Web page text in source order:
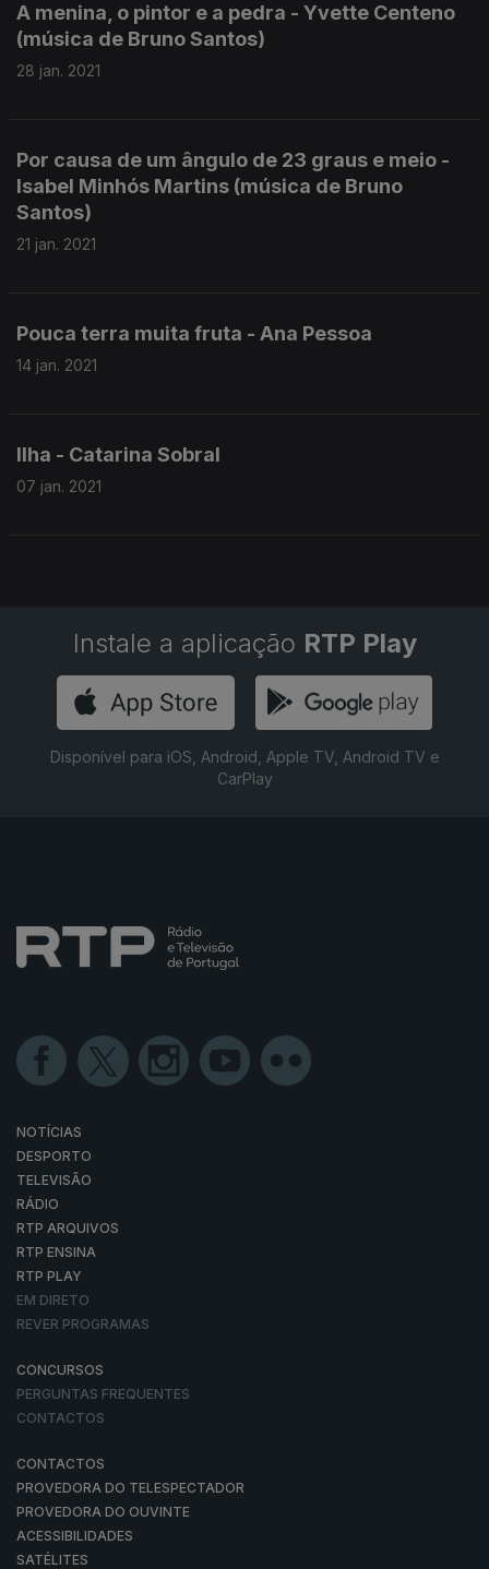
A menina, o pintor e a pedra - Yvette Centeno
(música de Bruno Santos)
28 jan. 2021
Por causa de um ângulo de 23 graus e meio -
Isabel Minhós Martins (música de Bruno
Santos)
21 jan. 2021
Pouca terra muita fruta - Ana Pessoa
14 jan. 2021
Ilha - Catarina Sobral
07 jan. 2021
Instale a aplicação RTP Play
Disponível para iOS, Android, Apple TV, Android TV e
CarPlay
NOTÍCIAS
DESPORTO
TELEVISÃO
RÁDIO
RTP ARQUIVOS
RTP ENSINA
RTP PLAY
EM DIRETO
REVER PROGRAMAS
CONCURSOS
PERGUNTAS FREQUENTES
CONTACTOS
CONTACTOS
PROVEDORA DO TELESPECTADOR
PROVEDORA DO OUVINTE
ACESSIBILIDADES
SATÉLITES